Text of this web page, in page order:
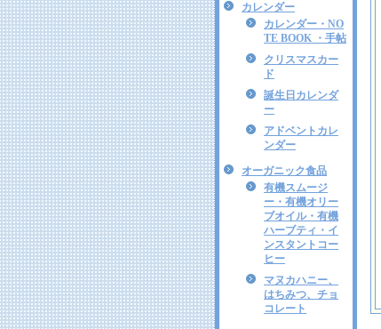
カレンダー
カレンダー・NO
TE BOOK ・手帖
クリスマスカー
ド
誕生日カレンダ
ー
アドベントカレ
ンダー
オーガニック食品
有機スムージ
ー・有機オリー
ブオイル・有機
ハーブティ・イ
ンスタントコー
ヒー
マヌカハニー、
はちみつ、チョ
コレート